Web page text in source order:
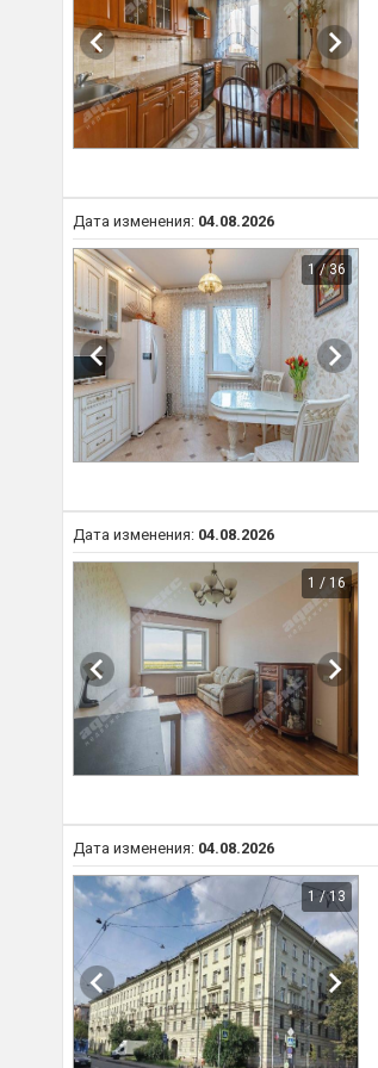
Дата изменения: 04.08.2026
1 / 36
Дата изменения: 04.08.2026
1 / 16
Дата изменения: 04.08.2026
1 / 13